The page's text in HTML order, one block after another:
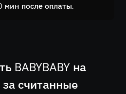
мин после оплаты.
BABYBABY на
считанные